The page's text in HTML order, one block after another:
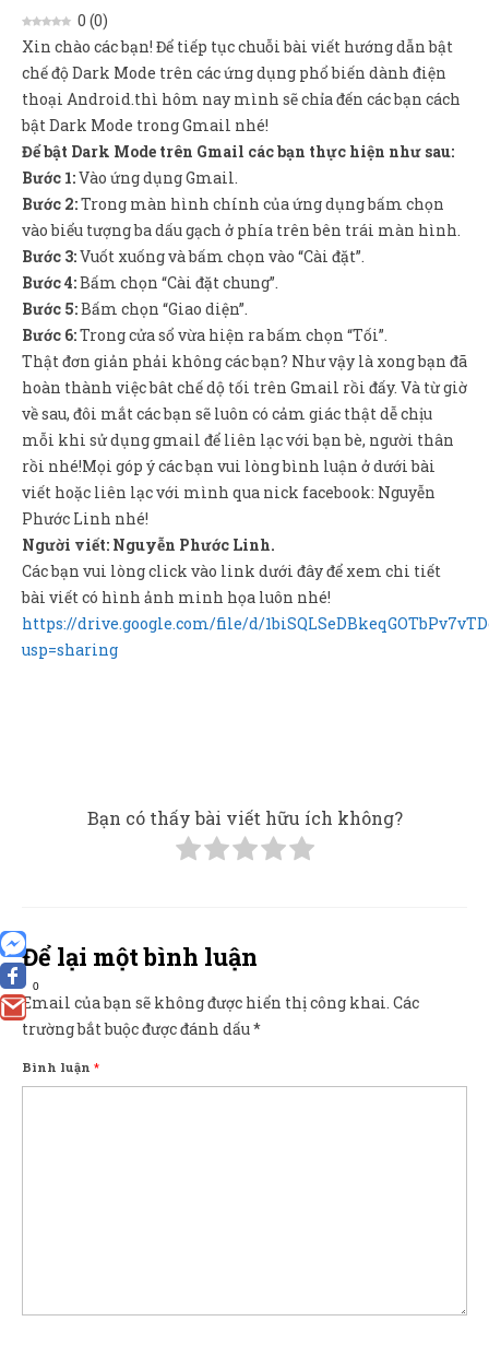
0
Giúp đỡ
Liên hệ
0 (0)
Xin chào các bạn! Để tiếp tục chuỗi bài viết hướng dẫn bật
chế độ Dark Mode trên các ứng dụng phổ biến dành điện
thoại Android.thì hôm nay mình sẽ chỉa đến các bạn cách
bật Dark Mode trong Gmail nhé!
Để bật Dark Mode trên Gmail các bạn thực hiện như sau:
Bước 1:Vào ứng dụng Gmail.
Bước 2:Trong màn hình chính của ứng dụng bấm chọn
vào biểu tượng ba dấu gạch ở phía trên bên trái màn hình.
Bước 3:Vuốt xuống và bấm chọn vào “Cài đặt”.
Bước 4:Bấm chọn “Cài đặt chung”.
Bước 5:Bấm chọn “Giao diện”.
Bước 6:Trong cửa sổ vừa hiện ra bấm chọn “Tối”.
Thật đơn giản phải không các bạn? Như vậy là xong bạn đã
hoàn thành việc bât chế dộ tối trên Gmail rồi đấy. Và từ giờ
về sau, đôi mắt các bạn sẽ luôn có cảm giác thật dễ chịu
mỗi khi sử dụng gmail để liên lạc với bạn bè, người thân
rồi nhé!Mọi góp ý các bạn vui lòng bình luận ở dưới bài
viết hoặc liên lạc với mình qua nick facebook: Nguyễn
Phước Linh nhé!
Người viết: Nguyễn Phước Linh.
Các bạn vui lòng click vào link dưới đây để xem chi tiết
bài viết có hình ảnh minh họa luôn nhé!
https://drive.google.com/file/d/
usp=sharing
Bạn có thấy bài viết hữu ích không?
Để lại một bình luận
Email của bạn sẽ không được hiển thị công khai. Các
trường bắt buộc được đánh dấu*
Bình luận *